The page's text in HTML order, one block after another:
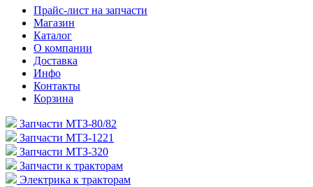
Прайс-лист на запчасти
Магазин
Каталог
О компании
Доставка
Инфо
Контакты
Корзина
Запчасти МТЗ-80/82
Запчасти МТЗ-1221
Запчасти МТЗ-320
Запчасти к тракторам
Электрика к тракторам